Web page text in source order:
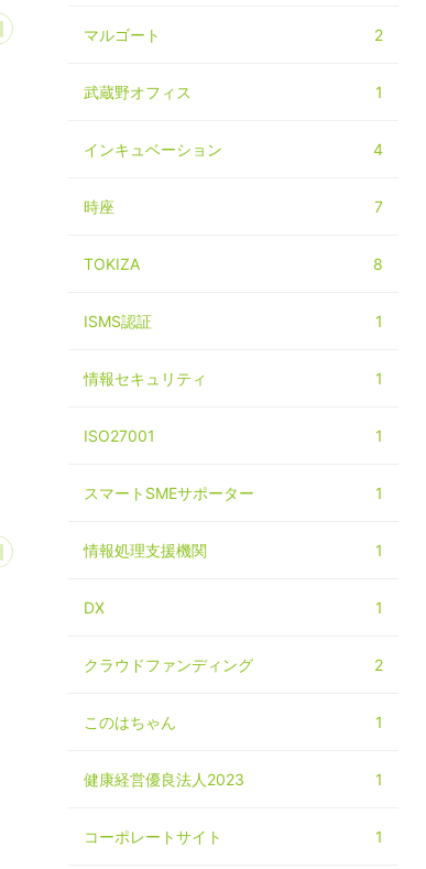
あとで読む
あとで読む
マルゴート 2
武蔵野オフィス 1
インキュベーション 4
時座 7
TOKIZA 8
ISMS認証 1
情報セキュリティ 1
ISO27001 1
スマートSMEサポーター 1
情報処理支援機関 1
DX 1
クラウドファンディング 2
このはちゃん 1
健康経営優良法人2023 1
コーポレートサイト 1